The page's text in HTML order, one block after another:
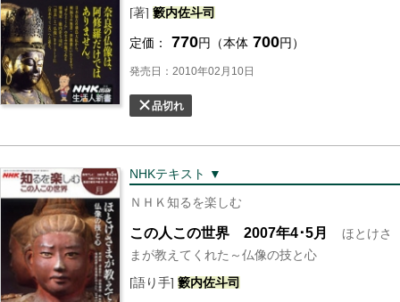
[著] 籔内佐斗司
定価： 770円（本体 700円）
発売日：2010年02月10日
品切れ
NHKテキスト ▼
ＮＨＫ知るを楽しむ
この人この世界 2007年4･5月
ほとけさ
まが教えてくれた～仏像の技と心
[語り手] 籔内佐斗司